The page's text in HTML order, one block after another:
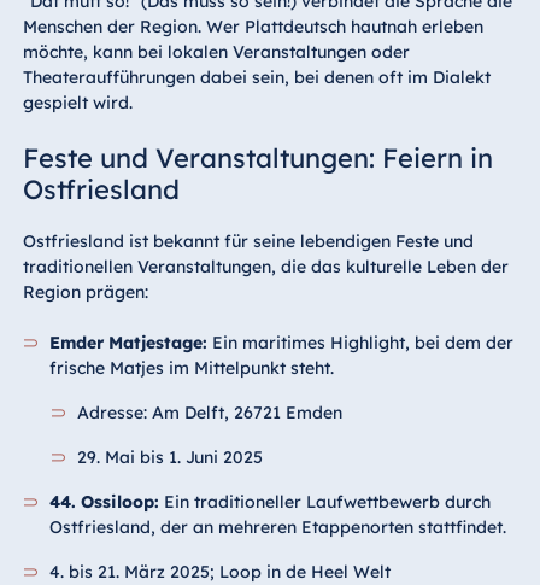
Menschen der Region. Wer Plattdeutsch hautnah erleben
möchte, kann bei lokalen Veranstaltungen oder
Theateraufführungen dabei sein, bei denen oft im Dialekt
gespielt wird.
Feste und Veranstaltungen: Feiern in
Ostfriesland
Ostfriesland ist bekannt für seine lebendigen Feste und
traditionellen Veranstaltungen, die das kulturelle Leben der
Region prägen:
Emder Matjestage: Ein maritimes Highlight, bei dem der
frische Matjes im Mittelpunkt steht.
Adresse: Am Delft, 26721 Emden
29. Mai bis 1. Juni 2025
44. Ossiloop: Ein traditioneller Laufwettbewerb durch
Ostfriesland, der an mehreren Etappenorten stattfindet.
4. bis 21. März 2025; Loop in de Heel Welt